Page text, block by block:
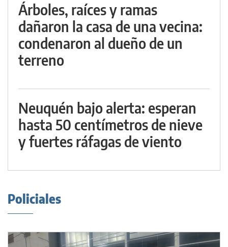
Árboles, raíces y ramas
dañaron la casa de una vecina:
condenaron al dueño de un
terreno
Neuquén bajo alerta: esperan
hasta 50 centímetros de nieve
y fuertes ráfagas de viento
Policiales